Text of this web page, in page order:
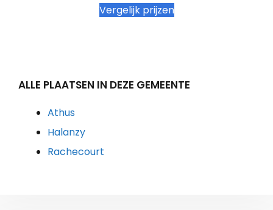
Vergelijk prijzen
ALLE PLAATSEN IN DEZE GEMEENTE
Athus
Halanzy
Rachecourt